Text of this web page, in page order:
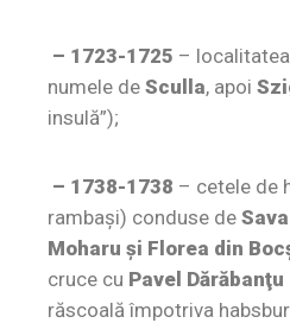
– 1723-1725 –
numele de Sculla, apoi
insulă”);
– 1738-1738 – cetele de
ram­başi) conduse de
Moharu şi Florea din
cruce cu Pavel Dărăbanţu
răscoală împotriva